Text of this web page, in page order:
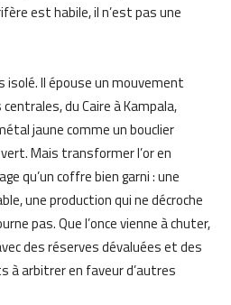
est habile, il n’est pas une
isolé. Il épouse un mouvement
du Caire à Kampala,
jaune comme un bouclier
Mais transformer l’or en
qu’un coffre bien garni : une
une production qui ne décroche
pas. Que l’once vienne à chuter,
des réserves dévaluées et des
à arbitrer en faveur d’autres